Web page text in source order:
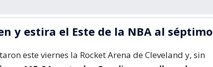
y estira el Este de la NBA al séptimo
este viernes la Rocket Arena de Cleveland y, sin